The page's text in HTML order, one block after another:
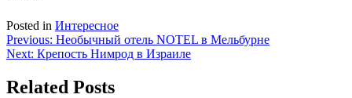
Posted in Интересное
Навигация
по
записям
Previous: Необычный отель NOTEL в Мельбурне
Next: Крепость Нимрод в Израиле
Related Posts